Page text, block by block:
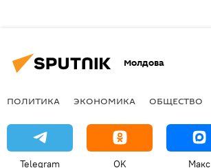
Молдова
ПОЛИТИКА ЭКОНОМИКА ОБЩЕСТВО
Telegram OK Макс